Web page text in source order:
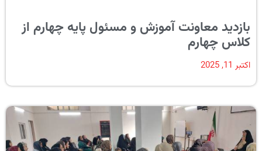
بازدید معاونت آموزش و مسئول پایه چهارم از
کلاس چهارم
اکتبر 11, 2025